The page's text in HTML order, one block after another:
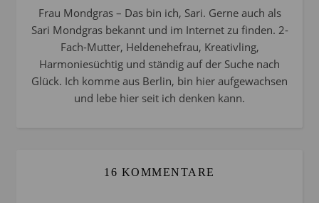
Frau Mondgras – Das bin ich, Sari. Gerne auch als
Sari Mondgras bekannt und im Internet zu finden. 2-
Fach-Mutter, Heldenehefrau, Kreativling,
Harmoniesüchtig und ständig auf der Suche nach
Glück. Ich komme aus Berlin, bin hier aufgewachsen
und lebe hier seit ich denken kann.
16 KOMMENTARE